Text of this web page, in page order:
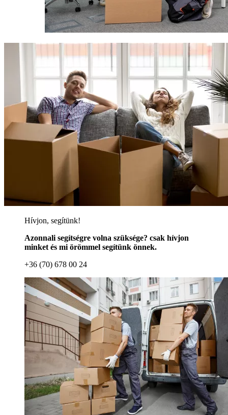
Hívjon, segítünk!
Azonnali segítségre volna szüksége? csak hívjon
minket és mi örömmel segítünk önnek.
+36 (70) 678 00 24